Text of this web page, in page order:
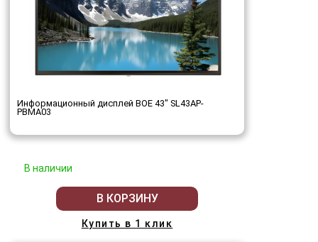
Информационный дисплей BOE 43" SL43AP-
PBMA03
В наличии
В КОРЗИНУ
Купить в 1 клик